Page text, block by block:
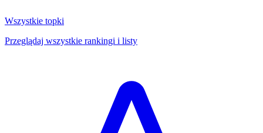
Wszystkie topki
Przeglądaj wszystkie rankingi i listy